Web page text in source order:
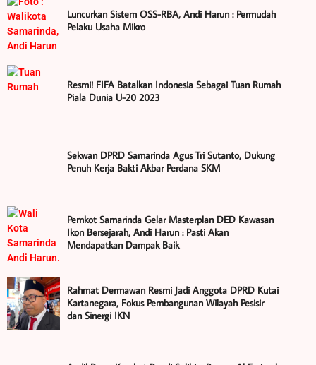
Luncurkan Sistem OSS-RBA, Andi Harun : Permudah
Pelaku Usaha Mikro
Resmi! FIFA Batalkan Indonesia Sebagai Tuan Rumah
Piala Dunia U-20 2023
Sekwan DPRD Samarinda Agus Tri Sutanto, Dukung
Penuh Kerja Bakti Akbar Perdana SKM
Pemkot Samarinda Gelar Masterplan DED Kawasan
Ikon Bersejarah, Andi Harun : Pasti Akan
Mendapatkan Dampak Baik
Rahmat Dermawan Resmi Jadi Anggota DPRD Kutai
Kartanegara, Fokus Pembangunan Wilayah Pesisir
dan Sinergi IKN